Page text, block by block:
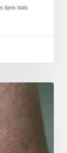
tipos mais